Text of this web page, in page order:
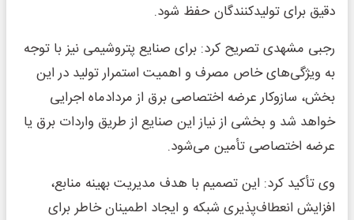
دقیق برای تولیدکنندگان حفظ شود.
رجبی مشهدی تصریح کرد: برای صنایع پتروشیمی نیز با توجه
به ویژگی‌های خاص مصرف و اهمیت استمرار تولید در این
بخش، سازوکار عرضه اختصاصی برق از مردادماه اجرایی
خواهد شد و بخشی از نیاز این صنایع از طریق واردات برق یا
عرضه اختصاصی تأمین می‌شود.
وی تأکید کرد: این تصمیم با هدف مدیریت بهینه منابع،
افزایش انعطاف‌پذیری شبکه و ایجاد اطمینان خاطر برای